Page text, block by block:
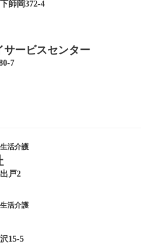
師岡372-4
サービスセンター
7
活介護
戸2
活介護
15-5